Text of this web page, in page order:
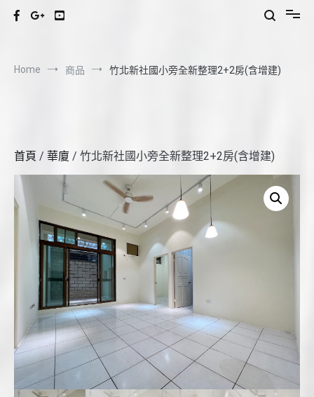
Home 商品 竹北新社國小旁全新整理2+2房(含增建)
首頁 / 華廈 / 竹北新社國小旁全新整理2+2房(含增建)